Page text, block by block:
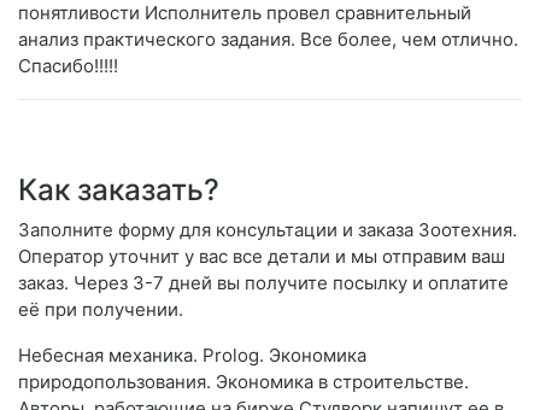
понятливости Исполнитель провел сравнительный
анализ практического задания. Все более, чем отлично.
Спасибо!!!!!
Как заказать?
Заполните форму для консультации и заказа Зоотехния.
Оператор уточнит у вас все детали и мы отправим ваш
заказ. Через 3-7 дней вы получите посылку и оплатите
её при получении.
Небесная механика. Prolog. Экономика
природопользования. Экономика в строительстве.